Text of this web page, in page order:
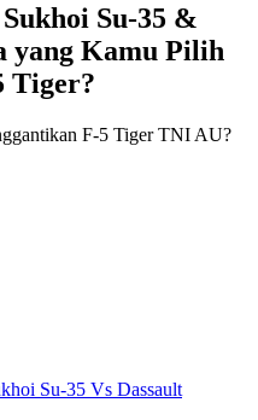
Su-35 &
yang Kamu Pilih
Tiger?
F-5 Tiger TNI AU?